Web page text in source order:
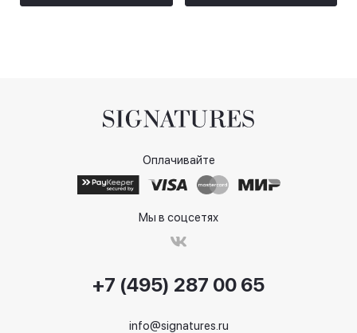
Оплачивайте
Мы в соцсетях
+7 (495) 287 00 65
info@signatures.ru